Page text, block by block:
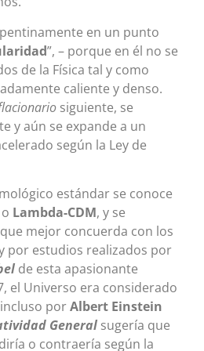
en un punto
”, – porque en él no se
de la Física tal y como
caliente y denso.
siguiente, se
y aún se expande a un
según la Ley de
estándar se conoce
o Lambda-CDM, y se
mejor concuerda con los
por estudios realizados por
de esta apasionante
el Universo era considerado
porAlbert Einstein
General sugería que
o contraería según la